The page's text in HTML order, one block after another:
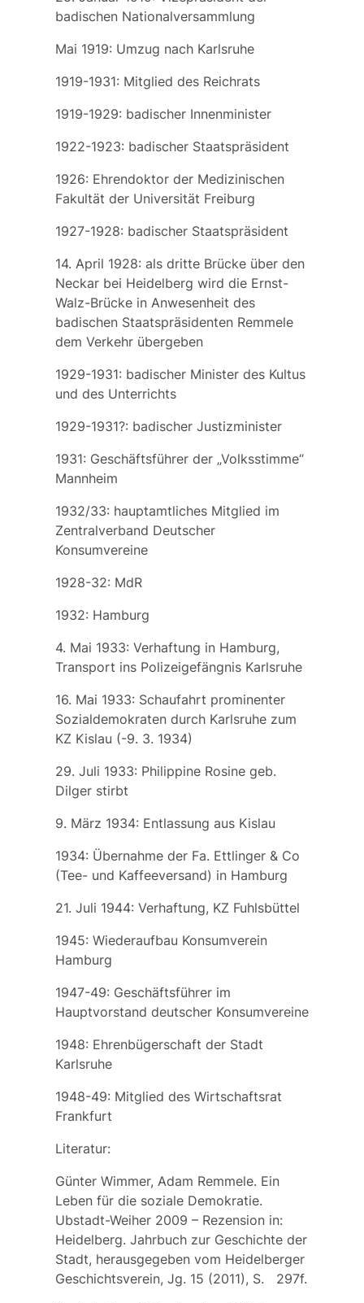
badischen Nationalversammlung
Mai 1919: Umzug nach Karlsruhe
1919-1931: Mitglied des Reichrats
1919-1929: badischer Innenminister
1922-1923: badischer Staatspräsident
1926: Ehrendoktor der Medizinischen
Fakultät der Universität Freiburg
1927-1928: badischer Staatspräsident
14. April 1928: als dritte Brücke über den
Neckar bei Heidelberg wird die Ernst-
Walz-Brückein Anwesenheit des
badischen Staatspräsidenten Remmele
dem Verkehr übergeben
1929-1931: badischer Minister des Kultus
und des Unterrichts
1929-1931?: badischer Justizminister
1931: Geschäftsführer der „Volksstimme“
Mannheim
1932/33: hauptamtliches Mitglied im
Zentralverband Deutscher
Konsumvereine
1928-32: MdR
1932: Hamburg
4. Mai 1933: Verhaftung in Hamburg,
Transport ins Polizeigefängnis Karlsruhe
16. Mai 1933: Schaufahrt prominenter
Sozialdemokraten durch Karlsruhe zum
KZ Kislau (-9. 3. 1934)
29. Juli 1933: Philippine Rosinegeb.
Dilgerstirbt
9. März 1934: Entlassung aus Kislau
1934: Übernahme der Fa. Ettlinger & Co
(Tee- und Kaffeeversand) in Hamburg
21. Juli 1944: Verhaftung, KZ Fuhlsbüttel
1945: Wiederaufbau Konsumverein
Hamburg
1947-49: Geschäftsführer im
Hauptvorstand deutscher Konsumvereine
1948: Ehrenbügerschaft der Stadt
Karlsruhe
1948-49: Mitglied des Wirtschaftsrat
Frankfurt
Literatur:
Günter Wimmer, Adam Remmele. Ein
Leben für die soziale Demokratie.
Ubstadt-Weiher 2009 – Rezension in:
Heidelberg. Jahrbuch zur Geschichte der
Stadt, herausgegeben vom Heidelberger
Geschichtsverein, Jg. 15 (2011), S. 297f.